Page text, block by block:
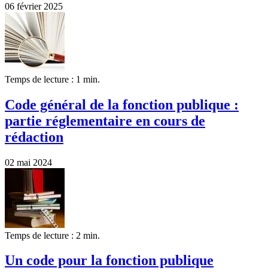
06 février 2025
Temps de lecture : 1 min.
Code général de la fonction publique :
partie réglementaire en cours de
rédaction
02 mai 2024
Temps de lecture : 2 min.
Un code pour la fonction publique